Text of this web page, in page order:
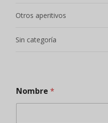
Otros aperitivos
Sin categoría
Nombre *